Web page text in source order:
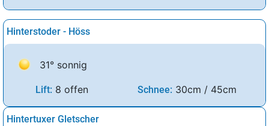
Hinterstoder - Höss
31° sonnig
Lift: 8 offen Schnee: 30cm / 45cm
Hintertuxer Gletscher